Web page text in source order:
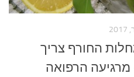
החורף צריך
מרגיעה הרפואה